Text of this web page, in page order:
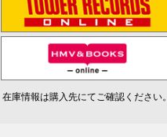
在庫情報は購入先にてご確認ください。